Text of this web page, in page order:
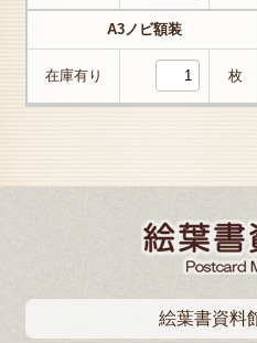
A3ノビ額装
在庫有り 枚
絵葉書資料